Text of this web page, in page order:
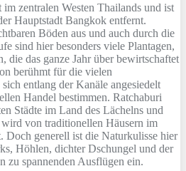
zentralen Westen Thailands und ist
Hauptstadt Bangkok entfernt.
Böden aus und auch durch die
sind hier besonders viele Plantagen,
die das ganze Jahr über bewirtschaftet
berühmt für die vielen
entlang der Kanäle angesiedelt
Handel bestimmen. Ratchaburi
Städte im Land des Lächelns und
von traditionellen Häusern im
Doch generell ist die Naturkulisse hier
Höhlen, dichter Dschungel und der
zu spannenden Ausflügen ein.